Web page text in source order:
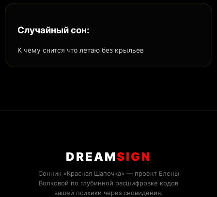
Случайный сон:
К чему снится что летаю без крыльев
DREAMSIGN
Сонник «Красная Шапочка» — проект Елены
Волковой по глубинной расшифровке кодов
вашей психики через сновидения.